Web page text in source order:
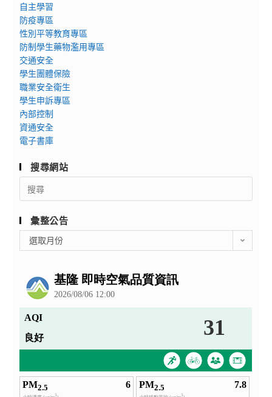
自主學習
防疫專區
性別平等教育專區
防制學生藥物濫用專區
交通安全
學生團體保險
職業安全衛生
學生申訴專區
內部控制
資通安全
電子書庫
搜尋網站
Search
for:
彙整公告
整
選取月份